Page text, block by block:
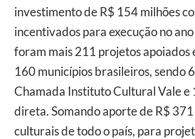
investimento de R$ 154 milhões
incentivados para execução no
foram mais 211 projetos apoiados
160 municípios brasileiros, sendo
Chamada Instituto Cultural Vale e
direta. Somando aporte de R$
culturais de todo o país, para